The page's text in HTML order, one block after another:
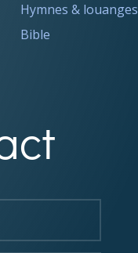
Hymnes & louanges
Bible